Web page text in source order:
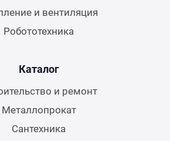
и вентиляция
Робототехника
Каталог
и ремонт
Металлопрокат
Сантехника